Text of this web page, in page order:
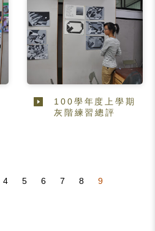
100學年度上學期
灰階練習總評
4 5 6 7 8 9